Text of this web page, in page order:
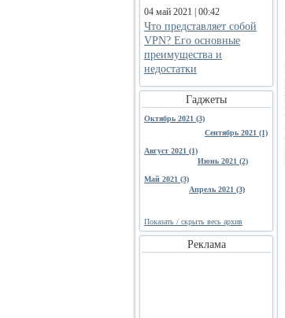
04 май 2021 | 00:42
Что представляет собой
VPN? Его основные
преимущества и
недостатки
Гаджеты
Октябрь 2021 (3)
Сентябрь 2021 (1)
Август 2021 (1)
Июнь 2021 (2)
Май 2021 (3)
Апрель 2021 (3)
Показать / скрыть весь архив
Реклама